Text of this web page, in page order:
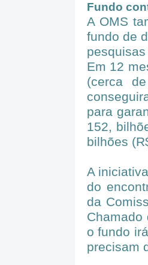
Fundo
A OMS
fundo de
Em 12
(cerca
para
152,
bilhões
A
do
da
Chamado
o fundo
precisam